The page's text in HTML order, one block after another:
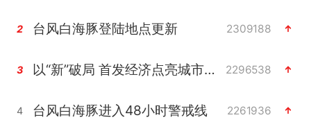
2 台风白海豚登陆地点更新 2309188
3 以“新”破局 首发经济点亮城市消费活力 2296538
4 台风白海豚进入48小时警戒线 2261936